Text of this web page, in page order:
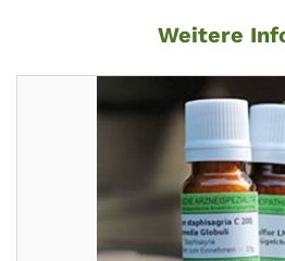
Weitere